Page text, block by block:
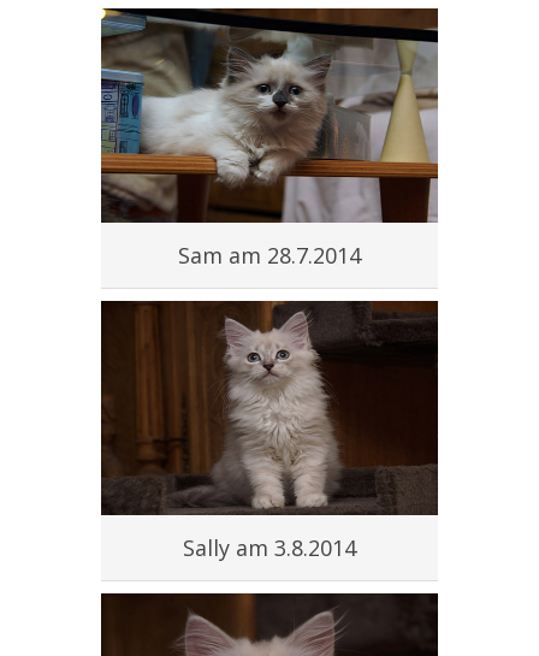
Sam am 28.7.2014
Sally am 3.8.2014